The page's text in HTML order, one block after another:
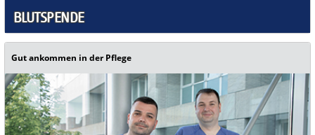
BLUTSPENDE
Gut ankommen in der Pflege